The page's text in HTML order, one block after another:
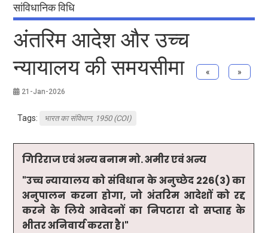
सांविधानिक विधि
अंतरिम आदेश और उच्च
न्यायालय की समयसीमा
« »
21-Jan-2026
Tags: भारत का संविधान, 1950 (COI)
गिरिराज एवं अन्य बनाम मो. अमीर एवं अन्य
"उच्च न्यायालय को संविधान के अनुच्छेद 226(3)का
अनुपालन करना होगा,जो अंतरिम आदेशों को रद्द
करने के लिये आवेदनों का निपटारा दो सप्ताह के
भीतर अनिवार्य करता है।"